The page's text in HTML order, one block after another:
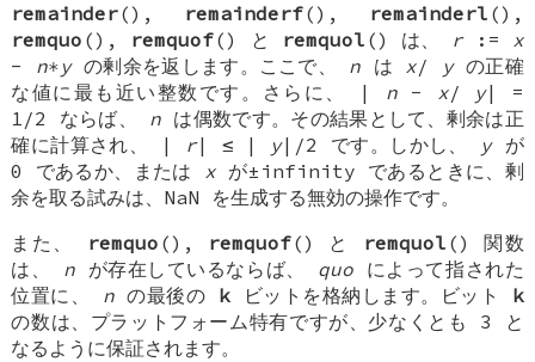
remainder(), remainderf(), remainderl (),
remquo (), remquof() と remquol () は、 r:= x
- n∗yの剰余を返します。ここで、 n は x/ yの正確
な値に最も近い整数です。さらに、 | n- x/ y| =
1/2 ならば、 n は偶数です。その結果として、剰余は正
確に計算され、 | r| ≤ | y|/2 です。しかし、 yが
0 であるか、または x が±infinity であるときに、剰
余を取る試みは、NaN を生成する無効の操作です。
また、
remquo (), remquof() と remquol () 関数
は、 n が存在しているならば、 quo によって指された
位置に、 nの最後の k ビットを格納します。ビット k
の数は、プラットフォーム特有ですが、少なくとも 3 と
なるように保証されます。